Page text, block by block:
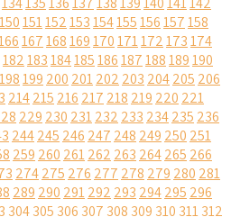
150151152153154155156157158
167168169170171172173174
182183184185186187188189190
198199 200 201202 203 204205 206
214215 216 217 218 219 220 221
229 230 231232 233 234235 236
244245 246 247 248 249 250 251
259 260 261262 263 264265 266
274275 276 277 278 279 280 281
289 290 291292 293 294295 296
304305 306 307 308 309 310 311312